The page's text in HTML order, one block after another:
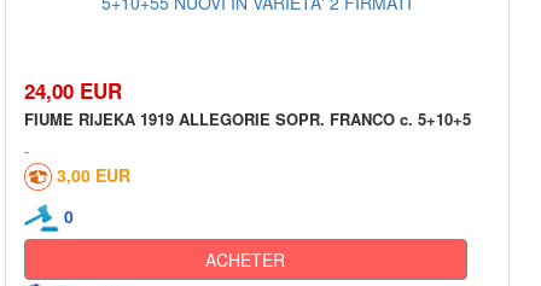
24,00 EUR
FIUME RIJEKA 1919 ALLEGORIE SOPR. FRANCO c. 5+10+5
3,00 EUR
0
ACHETER